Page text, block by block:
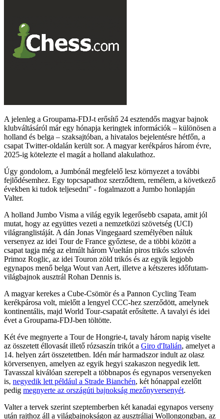
A jelenleg a Groupama-FDJ-t erősítő 24 esztendős magyar bajnok
klubváltásáról már egy hónapja keringtek információk – különösen a
holland és belga – szaksajtóban, a hivatalos bejelentésre hétfőn, a
csapat Twitter-oldalán került sor. A magyar kerékpáros három évre,
2025-ig kötelezte el magát a holland alakulathoz.
Úgy gondolom, a Jumbónál megfelelő lesz környezet a további
fejlődésemhez. Egy topcsapathoz szerződtem, remélem, a következő
években ki tudok teljesedni" - fogalmazott a Jumbo honlapján
Valter.
A holland Jumbo Visma a világ egyik legerősebb csapata, amit jól
mutat, hogy az együttes vezeti a nemzetközi szövetség (UCI)
világranglistáját. A dán Jonas Vingegaard személyében náluk
versenyez az idei Tour de France győztese, de a többi között a
csapat tagja még az elmúlt három Vueltán piros trikós szlovén
Primoz Roglic, az idei Touron zöld trikós és az egyik legjobb
egynapos menő belga Wout van Aert, illetve a kétszeres időfutam-
világbajnok ausztrál Rohan Dennis is.
A magyar kerekes a Cube-Csömör és a Pannon Cycling Team
kerékpárosa volt, mielőtt a lengyel CCC-hez szerződött, amelynek
kontinentális, majd World Tour-csapatát erősítette. A tavalyi és idei
évet a Groupama-FDJ-ben töltötte.
Két éve megnyerte a Tour de Hongrie-t, tavaly három napig viselte
az összetett éllovasát illető rózsaszín trikót a Giro d'Italián, amelyet a
14. helyen zárt összetettben. Idén már harmadszor indult az olasz
körversenyen, amelyen az egyik hegyi szakaszon negyedik lett.
Tavasszal kiválóan szerepelt a többnapos és egynapos versenyeken
is, negyedik lett például a Strade Bianchén, két hónappal ezelőtt
pedig megnyerte az országúti bajnokság mezőnyversenyét.
Valter a tervek szerint szeptemberben két kanadai egynapos verseny
után rajthoz áll a világbajnokságon az ausztráliai Wollongongban, az